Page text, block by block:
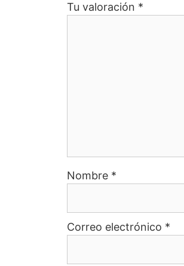
Tu valoración *
Nombre *
Correo electrónico *